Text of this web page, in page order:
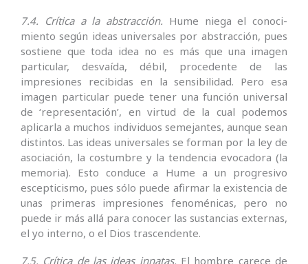
7.4. Crítica a la abstracción. Hume niega el conoci­
miento según ideas universales por abstracción, pues
sostiene que toda idea no es más que una imagen
particular, desvaída, débil, proce­dente de las
impresiones recibidas en la sensibilidad. Pero esa
imagen particular puede tener una función universal
de ‘representación’, en virtud de la cual podemos
aplicarla a muchos individuos semejantes, aunque sean
distintos. Las ideas univer­sales se forman por la ley de
asociación, la costumbre y la tendencia evocadora (la
memoria). Esto conduce a Hume a un progresivo
escepticismo, pues sólo puede afirmar la existencia de
unas primeras impre­siones fenoménicas, pero no
puede ir más allá para conocer las sustancias externas,
el yo interno, o el Dios trascendente.
7.5. Crítica de las ideas innatas. El hombre carece de